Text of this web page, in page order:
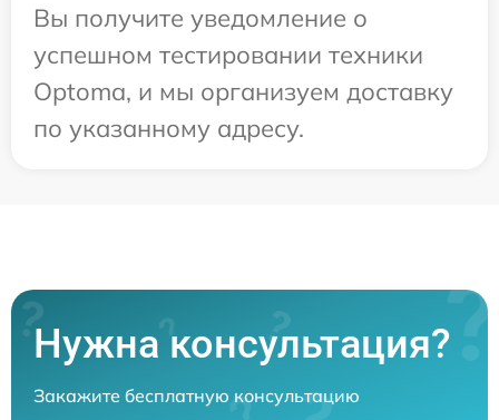
Вы получите уведомление о
успешном тестировании техники
Optoma, и мы организуем доставку
по указанному адресу.
Нужна консультация?
Закажите бесплатную консультацию